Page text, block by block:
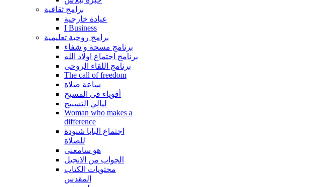
برامج ثقافية
عيادة خارجية
I Business
برامج روحية تعليمية
برنامج مسحة و شفاء
برنامج اجتماع اولاد الله
برنامج اللقاء الروحى
The call of freedom
ساعة صلاة
أقوياء فى المسيح
ليالي التسبيح
Woman who makes a
difference
اجتماع البابا شنودة
للصلاة
هو سامعنى
الجواب من الانجيل
محتويات الكتاب
المقدس